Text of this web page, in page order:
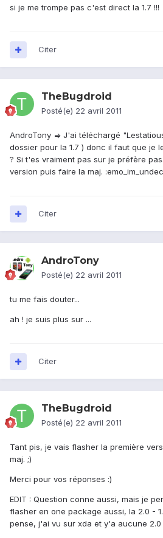
si je me trompe pas c'est direct la 1.7 !!!
Citer
TheBugdroid
Posté(e) 22 avril 2011
AndroTony => J'ai téléchargé
dossier pour la 1.7 ) donc il faut que je
? Si t'es vraiment pas sur je préfère
version puis faire la maj.
Citer
AndroTony
Posté(e) 22 avril 2011
tu me fais douter...
ah ! je suis plus sur ...
Citer
TheBugdroid
Posté(e) 22 avril 2011
Tant pis, je vais flasher la première
maj. ;)
Merci pour vos réponses :)
EDIT : Question conne aussi, mais je
flasher en one package aussi, la 2.0 -
pense, j'ai vu sur xda et y'a aucune